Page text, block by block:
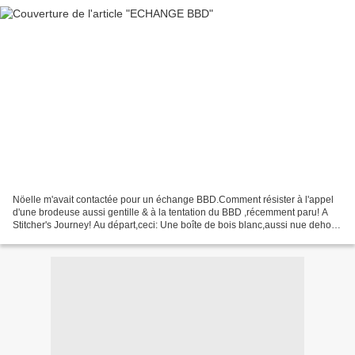
Nöelle m'avait contactée pour un échange BBD.Comment résister à l'appel
d'une brodeuse aussi gentille & à la tentation du BBD ,récemment paru! A
Stitcher's Journey! Au départ,ceci: Une boîte de bois blanc,aussi nue dehors